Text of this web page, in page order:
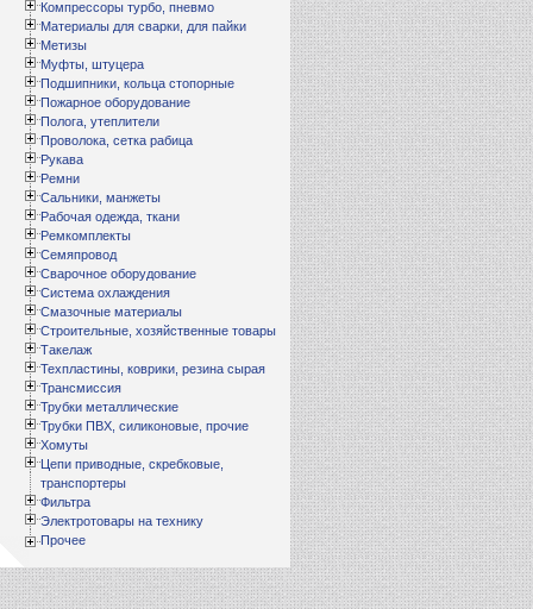
Компрессоры турбо, пневмо
Материалы для сварки, для пайки
Метизы
Муфты, штуцера
Подшипники, кольца стопорные
Пожарное оборудование
Полога, утеплители
Проволока, сетка рабица
Рукава
Ремни
Сальники, манжеты
Рабочая одежда, ткани
Ремкомплекты
Семяпровод
Сварочное оборудование
Система охлаждения
Смазочные материалы
Строительные, хозяйственные товары
Такелаж
Техпластины, коврики, резина сырая
Трансмиссия
Трубки металлические
Трубки ПВХ, силиконовые, прочие
Хомуты
Цепи приводные, скребковые,
транспортеры
Фильтра
Электротовары на технику
Прочее